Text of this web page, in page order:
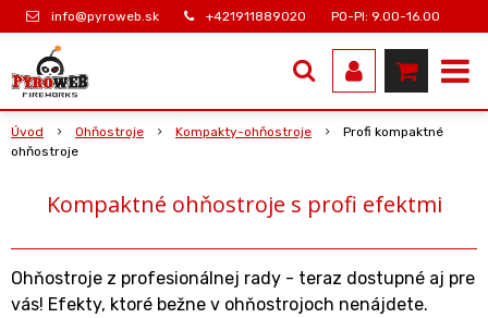
info@pyroweb.sk +421911889020 PO-PI: 9.00-16.00
Úvod Ohňostroje Kompakty-ohňostroje
Profi kompaktné
ohňostroje
Kompaktné ohňostroje s profi efektmi
Ohňostroje z profesionálnej rady - teraz dostupné aj pre
vás! Efekty, ktoré bežne v ohňostrojoch nenájdete.